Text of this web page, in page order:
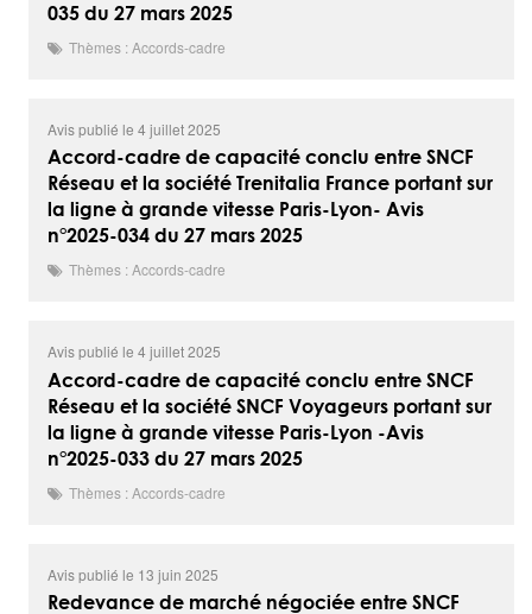
035 du 27 mars 2025
Thèmes : Accords-cadre
Avis publié le 4 juillet 2025
Accord-cadre de capacité conclu entre SNCF
Réseau et la société Trenitalia France portant sur
la ligne à grande vitesse Paris-Lyon- Avis
n°2025-034 du 27 mars 2025
Thèmes : Accords-cadre
Avis publié le 4 juillet 2025
Accord-cadre de capacité conclu entre SNCF
Réseau et la société SNCF Voyageurs portant sur
la ligne à grande vitesse Paris-Lyon -Avis
n°2025-033 du 27 mars 2025
Thèmes : Accords-cadre
Avis publié le 13 juin 2025
Redevance de marché négociée entre SNCF